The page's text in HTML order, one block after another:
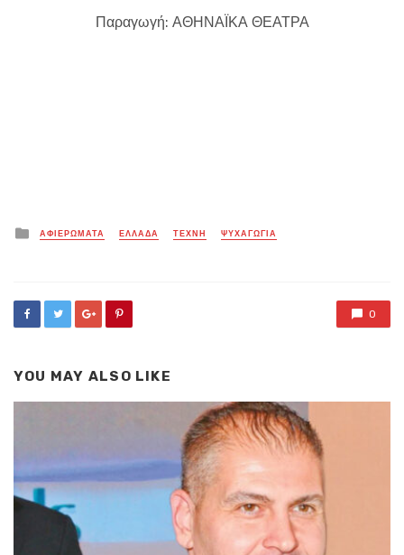
Παραγωγή: ΑΘΗΝΑΪΚΑ ΘΕΑΤΡΑ
Posted
in
ΑΦΙΕΡΩΜΑΤΑ ΕΛΛΑΔΑ ΤΕΧΝΗ ΨΥΧΑΓΩΓΙΑ
0
YOU MAY ALSO LIKE